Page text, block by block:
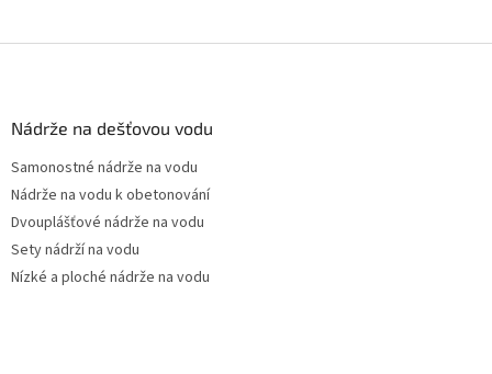
Nádrže na dešťovou vodu
Samonostné nádrže na vodu
Nádrže na vodu k obetonování
Dvouplášťové nádrže na vodu
Sety nádrží na vodu
Nízké a ploché nádrže na vodu